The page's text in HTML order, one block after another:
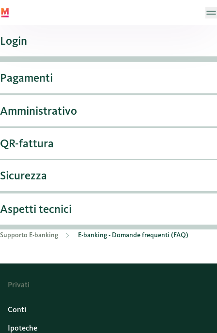
Login
Pagamenti
Amministrativo
QR-fattura
Sicurezza
Aspetti tecnici
Supporto E-banking E-banking - Domande frequenti (FAQ)
Privati
Conti
Ipoteche